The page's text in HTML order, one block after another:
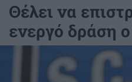
Θέλει να
ενεργό δράση ο